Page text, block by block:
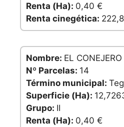
Renta (Ha): 0,40 €
Renta cinegética:
Nombre: EL CONEJERO
Nº Parcelas: 14
Término municipal:
Superficie (Ha):
Grupo: II
Renta (Ha): 0,40 €